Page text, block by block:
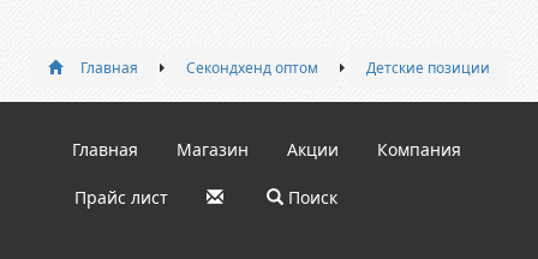
Главная Секондхенд оптом Детские позиции
Главная Магазин Акции Компания
Прайс лист Поиск